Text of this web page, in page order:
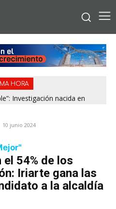
HORA
Investigación nacida en
10 junio 2024
54% de los
Iriarte gana las
a la alcaldía